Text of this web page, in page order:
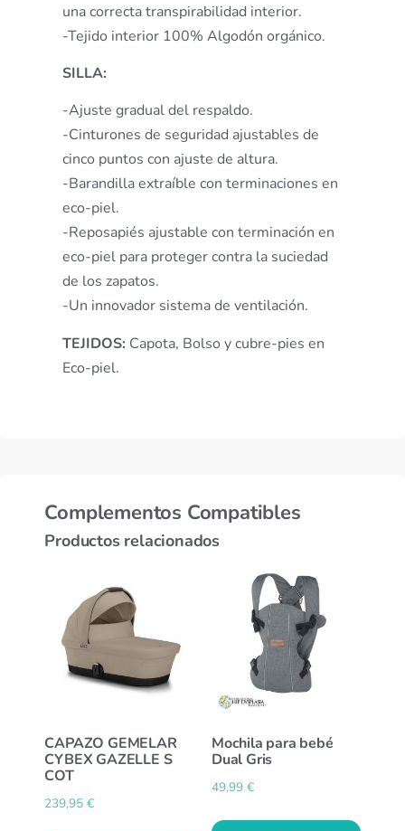
una correcta transpirabilidad interior.
-Tejido interior 100% Algodón orgánico.
SILLA:
-Ajuste gradual del respaldo.
-Cinturones de seguridad ajustables de
cinco puntos con ajuste de altura.
-Barandilla extraíble con terminaciones en
eco-piel.
-Reposapiés ajustable con terminación en
eco-piel para proteger contra la suciedad
de los zapatos.
-Un innovador sistema de ventilación.
TEJIDOS: Capota, Bolso y cubre-pies en
Eco-piel.
Complementos Compatibles
Productos relacionados
CAPAZO GEMELAR
CYBEX GAZELLE S
COT
239,95€
Mochila para bebé
Dual Gris
49,99 €